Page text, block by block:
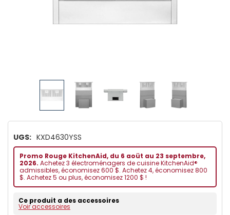
UGS: KXD4630YSS
Promo Rouge KitchenAid, du 6 aoüt au 23 septembre,
2026. Achetez 3 électroménagers de cuisine KitchenAid®
admissibles, économisez 600 $. Achetez 4, économisez 800
$. Achetez 5 ou plus, économisez 1200 $ !
Ce produit a des accessoires
Voir accessoires